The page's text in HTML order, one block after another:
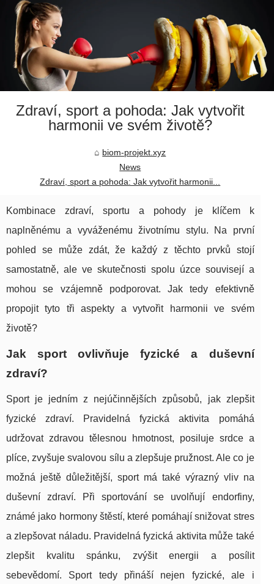
Zdraví, sport a pohoda: Jak vytvořit
harmonii ve svém životě?
biom-projekt.xyz
News
Zdraví, sport a pohoda: Jak vytvořit harmonii...
Kombinace zdraví, sportu a pohody je klíčem k
naplněnému a vyváženému životnímu stylu. Na první
pohled se může zdát, že každý z těchto prvků stojí
samostatně, ale ve skutečnosti spolu úzce souvisejí a
mohou se vzájemně podporovat. Jak tedy efektivně
propojit tyto tři aspekty a vytvořit harmonii ve svém
životě?
Jak sport ovlivňuje fyzické a duševní
zdraví?
Sport je jedním z nejúčinnějších způsobů, jak zlepšit
fyzické zdraví. Pravidelná fyzická aktivita pomáhá
udržovat zdravou tělesnou hmotnost, posiluje srdce a
plíce, zvyšuje svalovou sílu a zlepšuje pružnost. Ale co je
možná ještě důležitější, sport má také výrazný vliv na
duševní zdraví. Při sportování se uvolňují endorfiny,
známé jako hormony štěstí, které pomáhají snižovat stres
a zlepšovat náladu. Pravidelná fyzická aktivita může také
zlepšit kvalitu spánku, zvýšit energii a posílit
sebevědomí. Sport tedy přináší nejen fyzické, ale i